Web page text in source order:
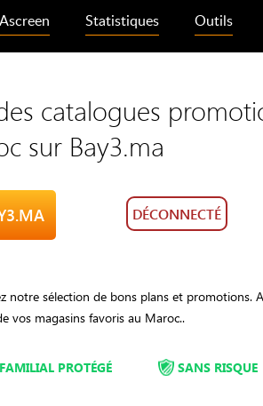
Ascreen Statistiques Outils
catalogues
sur Bay3.ma
DÉCONNECTÉ
notre sélection de bons plans et promotions.
vos magasins favoris au Maroc..
PROTÉGÉ SANS RISQUE